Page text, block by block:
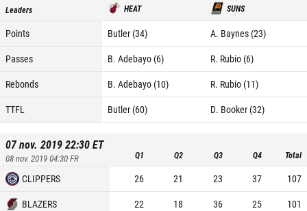
Leaders HEAT SUNS
Points Butler (34)
A. Baynes (23)
Passes
B. Adebayo (6)
R. Rubio (6)
Rebonds
B. Adebayo (10)
R. Rubio (11)
TTFL
Butler (60) D. Booker (32)
07 nov. 2019 22:30ET
08 nov. 2019 04:30FR Q1 Q2 Q3 Q4 Total
CLIPPERS 26 21 23 37
107
BLAZERS
22 18 36 25 101